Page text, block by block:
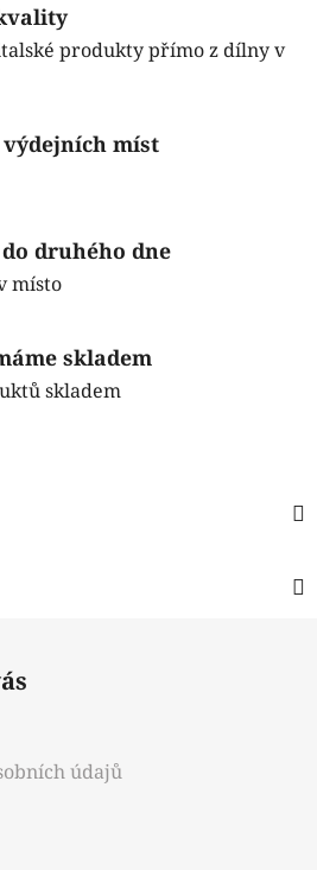
produkty přímo z dílny v
výdejních míst
druhého dne
místo
skladem
skladem
údajů